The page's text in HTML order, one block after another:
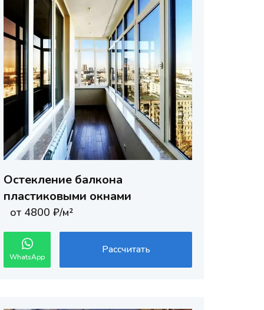
Остекление балкона
пластиковыми окнами
от 4800 ₽/м²
WhatsApp
Рассчитать